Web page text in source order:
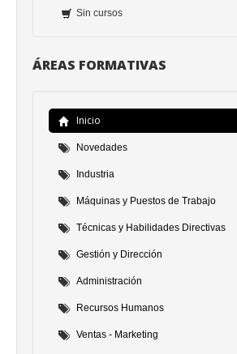
Sin cursos
ÁREAS FORMATIVAS
Inicio
Novedades
Industria
Máquinas y Puestos de Trabajo
Técnicas y Habilidades Directivas
Gestión y Dirección
Administración
Recursos Humanos
Ventas - Marketing